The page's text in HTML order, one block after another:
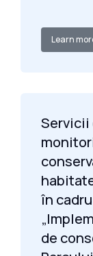
Learn
Servicii
în
de